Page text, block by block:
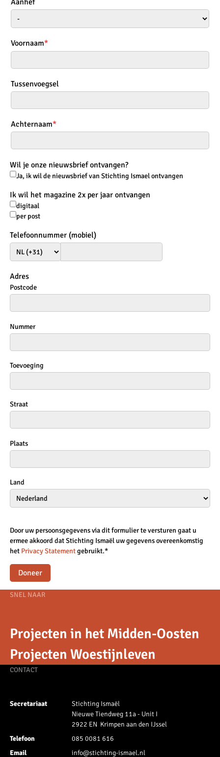
Voornaam*
Tussenvoegsel
Achternaam*
Wil je onze nieuwsbrief ontvangen?
Ja, ik wil de nieuwsbrief van Stichting Ismael ontvangen
Ik wil het magazine 2x per jaar ontvangen
digitaal
per post
Telefoonnummer (mobiel)
Adres
Postcode
Nummer
Toevoeging
Straat
Plaats
Land
Door uw persoonsgegevens via dit formulier te versturen gaat u
ermee akkoord dat Stichting Ismaël uw gegevens overeenkomstig
het Privacy Statementgebruikt.*
Doneer
Footer
SNEL NAAR
Projecten in het Midden-Oosten
Projecten Woestijnleven
CONTACT
Secretariaat
Stichting Ismaël
Nieuwe Tiendweg 11a - Unit I
2922 EN Krimpen aan den IJssel
Telefoon
085 0081 616
Email
info@stichting-ismael.nl